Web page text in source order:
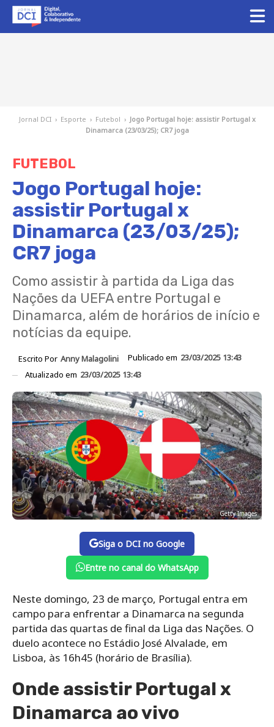
Jornal DCI › Esporte › Futebol › Jogo Portugal hoje: assistir Portugal x
Dinamarca (23/03/25); CR7 joga
FUTEBOL
Jogo Portugal hoje:
assistir Portugal x
Dinamarca (23/03/25);
CR7 joga
Como assistir à partida da Liga das
Nações da UEFA entre Portugal e
Dinamarca, além de horários de início e
notícias da equipe.
Escrito Por Anny Malagolini Publicado em 23/03/2025 13:43
Atualizado em 23/03/2025 13:43
Getty Images
Siga o DCI no Google
Entre no canal do WhatsApp
Neste domingo, 23 de março, Portugal entra em
campo para enfrentar a Dinamarca na segunda
partida das quartas de final da Liga das Nações. O
duelo acontece no Estádio José Alvalade, em
Lisboa, às 16h45 (horário de Brasília).
Onde assistir Portugal x
Dinamarca ao vivo